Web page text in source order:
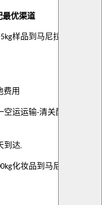
最优渠道
5kg样品到马尼拉
费用
空运运输-清关配送
到达。
化妆品到 马尼拉中国城